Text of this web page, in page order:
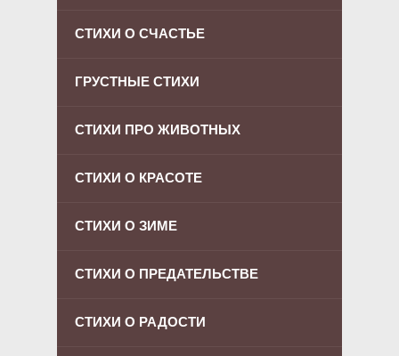
СТИХИ О СЧАСТЬЕ
ГРУСТНЫЕ СТИХИ
СТИХИ ПРО ЖИВОТНЫХ
СТИХИ О КРАСОТЕ
СТИХИ О ЗИМЕ
СТИХИ О ПРЕДАТЕЛЬСТВЕ
СТИХИ О РАДОСТИ